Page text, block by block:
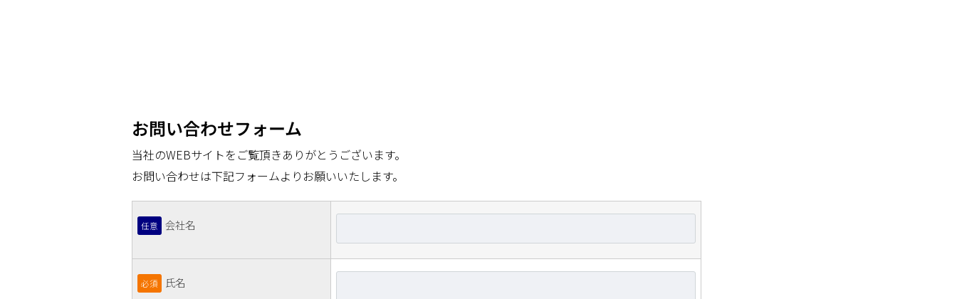
お問い合わせフォーム
当社のWEBサイトをご覧頂きありがとうございます。
お問い合わせは下記フォームよりお願いいたします。
任意 会社名
必須 氏名